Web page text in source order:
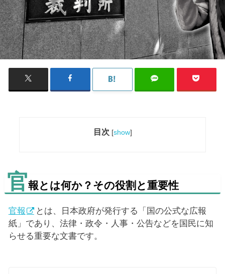
目次 [show]
官報とは何か？その役割と重要性
官報
とは、日本政府が発行する「国の公式な広報
紙」であり、法律・政令・人事・公告などを国民に知
らせる重要な文書です。